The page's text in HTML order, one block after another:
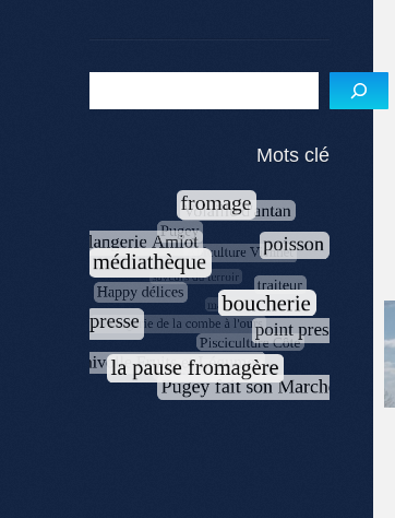
Mots clé